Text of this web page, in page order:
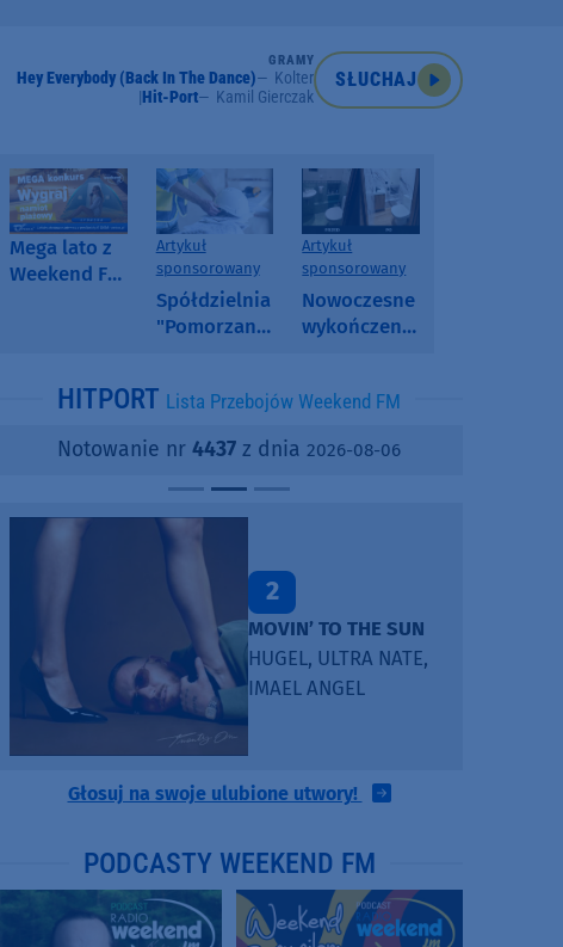
GRAMY
Hey Everybody (Back In The Dance)
Kolter
Hit-Port
Kamil Gierczak
SŁUCHAJ
Mega lato z
Weekend FM
Artykuł
sponsorowany
Spółdzielnia
"Pomorzanka"
informuje o
i ofertach
najmu
Artykuł
sponsorowany
Nowoczesne
wykończenia
SPC, WPC i
kamienny
HITPORT Lista Przebojów Weekend FM
Notowanie nr 4437 z dnia 2026-08-06
2
MOVIN’ TO THE SUN
HUGEL, ULTRA NATE,
IMAEL ANGEL
Głosuj na swoje ulubione utwory!
PODCASTY WEEKEND FM